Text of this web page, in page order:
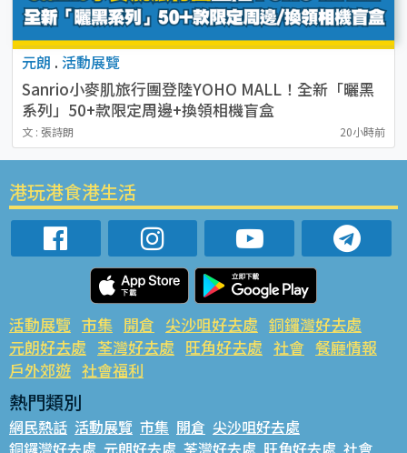
元朗 . 活動展覽
Sanrio小麥肌旅行團登陸YOHO MALL！全新「曬黑
系列」50+款限定周邊+換領相機盲盒
文 : 張詩朗 20小時前
港玩港食港生活
活動展覽 市集 開倉 尖沙咀好去處 銅鑼灣好去處
元朗好去處 荃灣好去處 旺角好去處 社會 餐廳情報
戶外郊遊 社會福利
熱門類別
網民熱話 活動展覽 市集 開倉 尖沙咀好去處
銅鑼灣好去處 元朗好去處 荃灣好去處 旺角好去處 社會